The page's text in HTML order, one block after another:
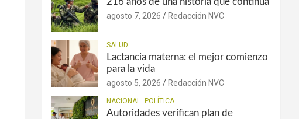
agosto 7, 2026 Redacción NVC
SALUD
Lactancia materna: el mejor comienzo
para la vida
agosto 5, 2026 Redacción NVC
NACIONAL POLÍTICA
Autoridades verifican plan de